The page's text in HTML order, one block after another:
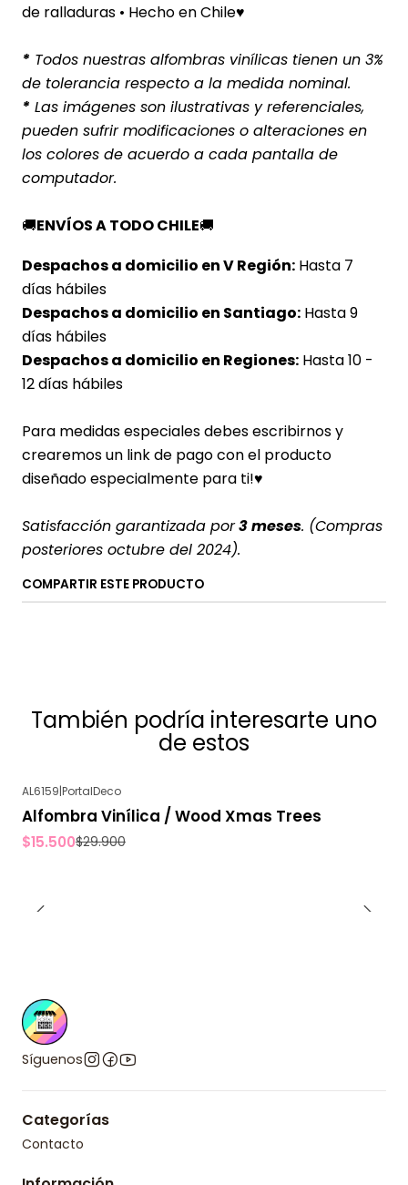
de ralladuras • Hecho en Chile♥
* Todos nuestras alfombras vinílicas tienen un 3%
de tolerancia respecto a la medida nominal.
* Las imágenes son ilustrativas y referenciales,
pueden sufrir modificaciones o alteraciones en
los colores de acuerdo a cada pantalla de
computador.
🚚ENVÍOS A TODO CHILE🚚
Despachos a domicilio en V Región: Hasta 7
días hábiles
Despachos a domicilio en Santiago: Hasta 9
días hábiles
Despachos a domicilio en Regiones: Hasta 10 -
12 días hábiles
Para medidas especiales debes escribirnos y
crearemos un link de pago con el producto
diseñado especialmente para ti!♥
Satisfacción garantizada por3 meses. (Compras
posteriores octubre del 2024).
COMPARTIR ESTE PRODUCTO
También podría interesarte uno
de estos
AL6159|PortalDeco
Alfombra Vinílica / Wood Xmas Trees
$15.500$29.900
Síguenos
Categorías
Contacto